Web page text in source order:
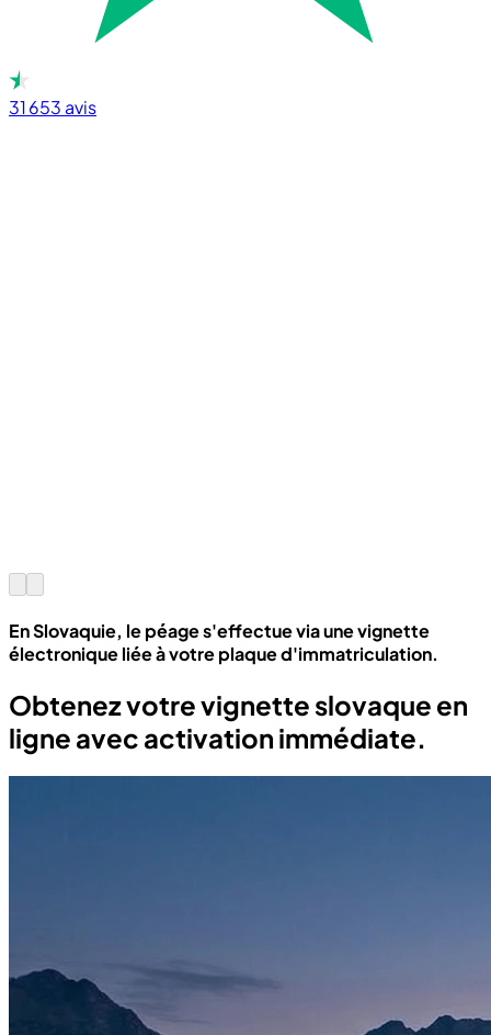
31 653 avis
En Slovaquie, le péage s'effectue via une vignette
électronique liée à votre plaque d'immatriculation.
Obtenez votre vignette slovaque en
ligne avec activation immédiate.